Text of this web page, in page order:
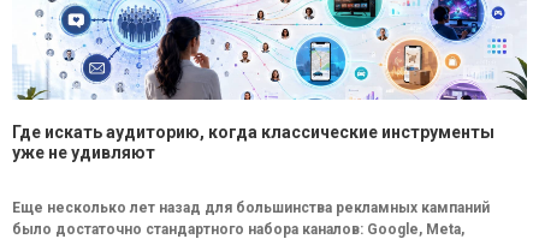
Где искать аудиторию, когда классические инструменты
уже не удивляют
Еще несколько лет назад для большинства рекламных кампаний
было достаточно стандартного набора каналов: Google, Meta,